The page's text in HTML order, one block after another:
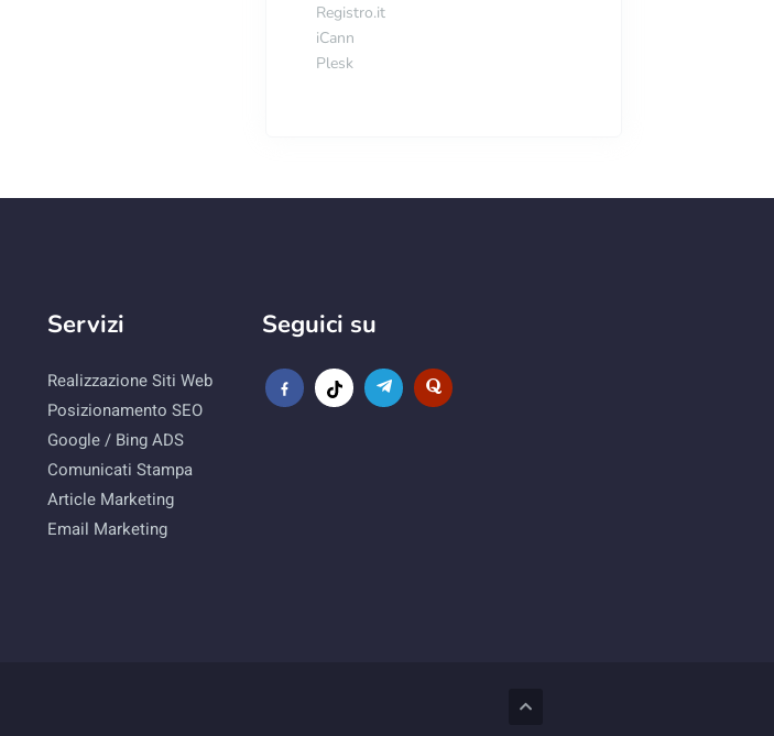
Registro.it
iCann
Plesk
Servizi
Realizzazione Siti Web
Posizionamento SEO
Google / Bing ADS
Comunicati Stampa
Article Marketing
Email Marketing
Seguici su